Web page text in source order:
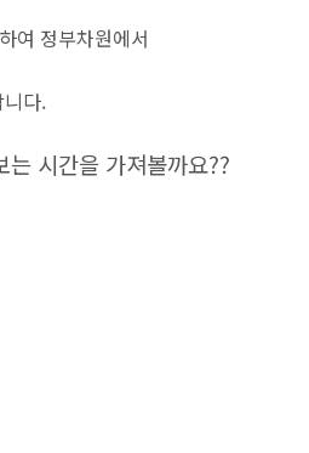
여 정부차원에서
다.
시간을 가져볼까요??